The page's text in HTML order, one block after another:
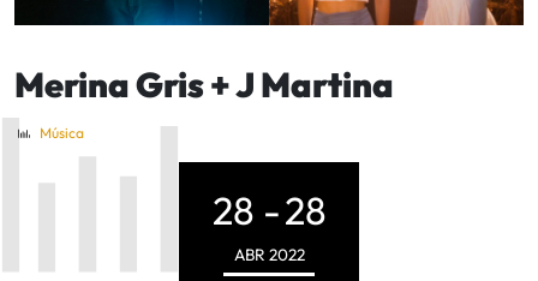
Merina Gris + J Martina
Música
28 -28
ABR 2022